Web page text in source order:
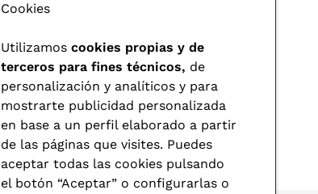
Cookies
Utilizamos cookies propias y de
terceros para fines técnicos, de
personalización y analíticos y para
mostrarte publicidad personalizada
en base a un perfil elaborado a partir
de las páginas que visites. Puedes
aceptar todas las cookies pulsando
el botón “Aceptar” o configurarlas o